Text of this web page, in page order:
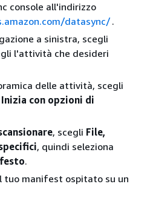
console all'indirizzo
datasync/.
a sinistra, scegli
l'attività che desideri
delle attività, scegli
Inizia con opzioni di
, scegli File,
, quindi seleziona
.
tuo manifest ospitato su un